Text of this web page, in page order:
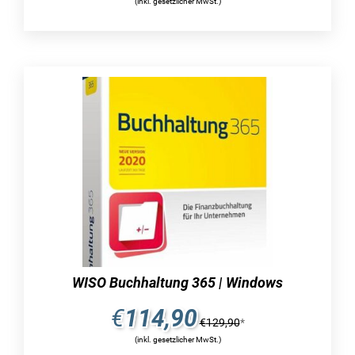
und handelsrechtliche abschreibungsarten.
werden, um ihren wertverlust durch abnutzung
(gwg) werden vollständig im wirtschaftsjahr
sofortabschreibung unterliegen. für jedes
anlagegut besteht die möglichkeit, den
gesamten lebenszyklus zu dokumentieren, und
es kann eine vorschau der abschreibung bis zu
20 jahre im voraus erstellt werden. mithilfe der
lexware anlagenverwaltung können
abschreibungsbuchungen und
umbuchungslisten erstellt werden. zusätzlich
zur anlagenkartei und dem anlagespiegel ist es
auch möglich, die inventaretiketten für die
WISO Buchhaltung 365 | Windows
€114,90€129,90*
(inkl. gesetzlicher MwSt.)